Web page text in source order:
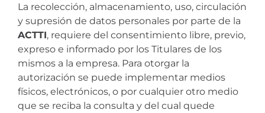
La recolección, almacenamiento, uso, circulación
y supresión de datos personales por parte de la
ACTTI, requiere del consentimiento libre, previo,
expreso e informado por los Titulares de los
mismos a la empresa. Para otorgar la
autorización se puede implementar medios
físicos, electrónicos, o por cualquier otro medio
que se reciba la consulta y del cual quede